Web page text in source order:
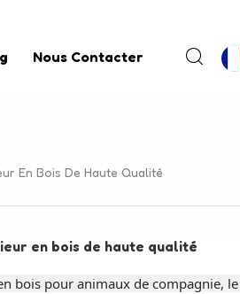
Nous Contacter
En Bois De Haute Qualité
en bois de haute qualité
bois pour animaux de compagnie,